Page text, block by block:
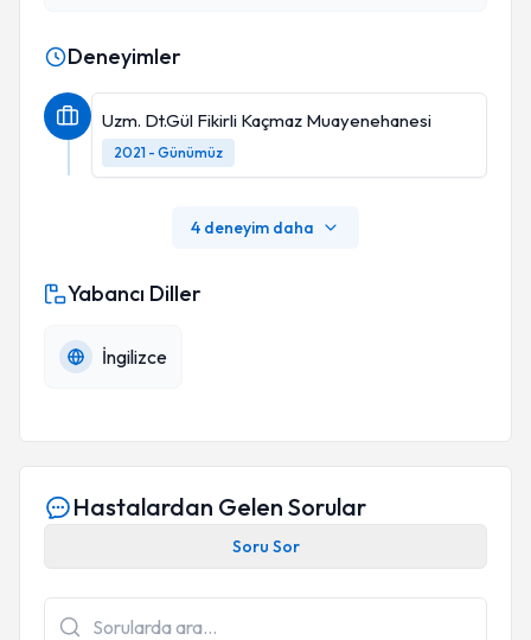
Deneyimler
Uzm. Dt.Gül Fikirli Kaçmaz Muayenehanesi
2021 - Günümüz
4 deneyim daha
Yabancı Diller
İngilizce
Hastalardan Gelen Sorular
Soru Sor